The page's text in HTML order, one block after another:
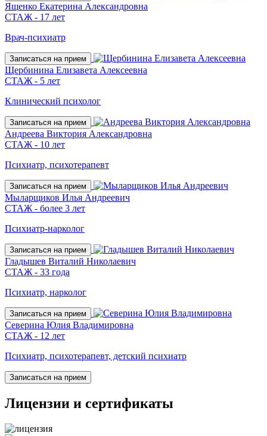
Ященко Екатерина Александровна
СТАЖ - 17 лет
Врач-психиатр
Записаться на прием
Щербинина Елизавета Алексеевна
СТАЖ - 5 лет
Клинический психолог
Записаться на прием
Андреева Виктория Александровна
СТАЖ - 10 лет
Психиатр, психотерапевт
Записаться на прием
Мыларщиков Илья Андреевич
СТАЖ - более 3 лет
Психиатр-нарколог
Записаться на прием
Гладышев Виталий Николаевич
СТАЖ - 33 года
Психиатр, нарколог
Записаться на прием
Северина Юлия Владимировна
СТАЖ - 12 лет
Психиатр, психотерапевт, детский психиатр
Записаться на прием
Лицензии и сертификаты